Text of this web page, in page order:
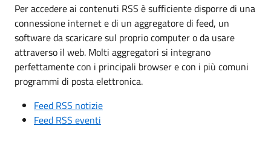
Per accedere ai contenuti RSS è sufficiente disporre di una
connessione internet e di un aggregatore di feed, un
software da scaricare sul proprio computer o da usare
attraverso il web. Molti aggregatori si integrano
perfettamente con i principali browser e con i più comuni
programmi di posta elettronica.
Feed RSS notizie
Feed RSS eventi